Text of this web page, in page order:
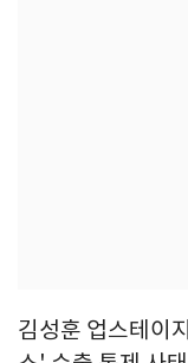
김성훈 업스테이